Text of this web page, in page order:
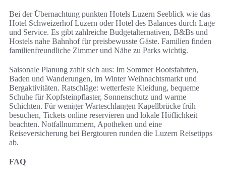
Bei der Übernachtung punkten Hotels Luzern Seeblick wie das
Hotel Schweizerhof Luzern oder Hotel des Balances durch Lage
und Service. Es gibt zahlreiche Budgetalternativen, B&Bs und
Hostels nahe Bahnhof für preisbewusste Gäste. Familien finden
familienfreundliche Zimmer und Nähe zu Parks wichtig.
Saisonale Planung zahlt sich aus: Im Sommer Bootsfahrten,
Baden und Wanderungen, im Winter Weihnachtsmarkt und
Bergaktivitäten. Ratschläge: wetterfeste Kleidung, bequeme
Schuhe für Kopfsteinpflaster, Sonnenschutz und warme
Schichten. Für weniger Warteschlangen Kapellbrücke früh
besuchen, Tickets online reservieren und lokale Höflichkeit
beachten. Notfallnummern, Apotheken und eine
Reiseversicherung bei Bergtouren runden die Luzern Reisetipps
ab.
FAQ